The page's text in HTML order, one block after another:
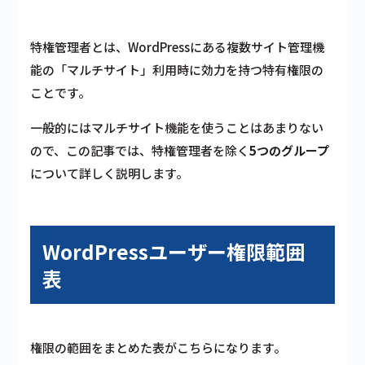
特権管理者とは、WordPressにある複数サイト管理機
能の「マルチサイト」利用時に効力を持つ特有権限の
ことです。
一般的にはマルチサイト機能を使うことはあまりない
ので、この記事では、特権管理者を除く5つのグループ
について詳しく説明します。
WordPressユーザー権限範囲
表
権限の範囲をまとめた表がこちらになります。